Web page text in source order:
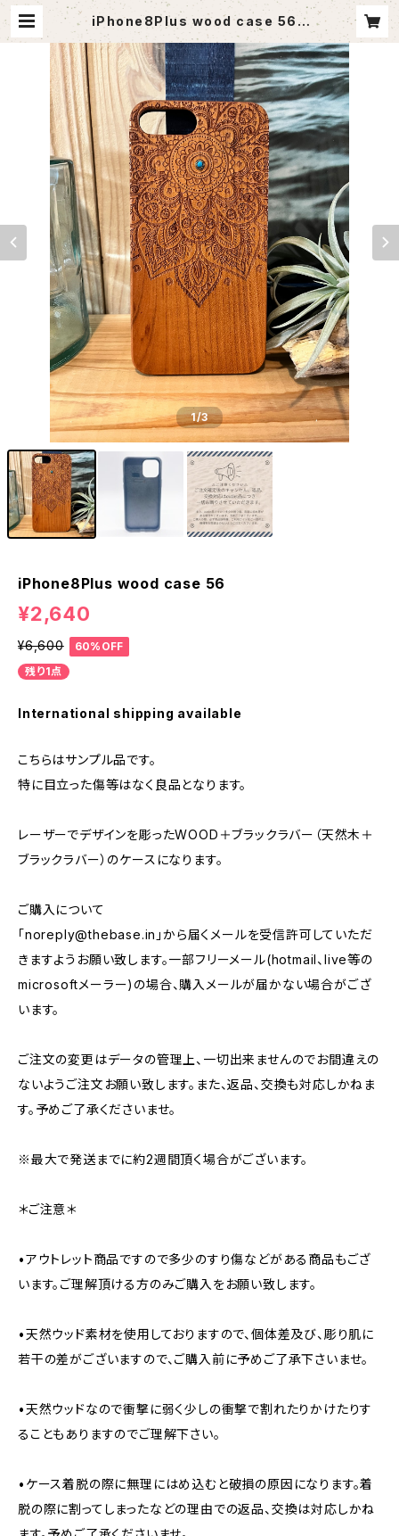
iPhone8Plus wood case 56 |
agoutlet
1/3
iPhone8Plus wood case 56
¥2,640
¥6,600
60%OFF
残り1点
International shipping available
こちらはサンプル品です。
特に目立った傷等はなく良品となります。
レーザーでデザインを彫ったWOOD＋ブラックラバー（天然木＋
ブラックラバー）のケースになります。
ご購入について
「noreply@thebase.in 」から届くメールを受信許可していただ
きますようお願い致します。一部フリーメール(hotmail、live等の
microsoftメーラー)の場合、購入メールが届かない場合がござ
います。
ご注文の変更はデータの管理上、一切出来ませんのでお間違えの
ないようご注文お願い致します。また、返品、交換も対応しかねま
す。予めご了承くださいませ。
※最大で発送までに約2週間頂く場合がございます。
＊ご注意＊
•アウトレット商品ですので多少のすり傷などがある商品もござ
います。ご理解頂ける方のみご購入をお願い致します。
•天然ウッド素材を使用しておりますので、個体差及び、彫り肌に
若干の差がございますので、ご購入前に予めご了承下さいませ。
•天然ウッドなので衝撃に弱く少しの衝撃で割れたりかけたりす
ることもありますのでご理解下さい。
•ケース着脱の際に無理にはめ込むと破損の原因になります。着
脱の際に割ってしまったなどの理由での返品、交換は対応しかね